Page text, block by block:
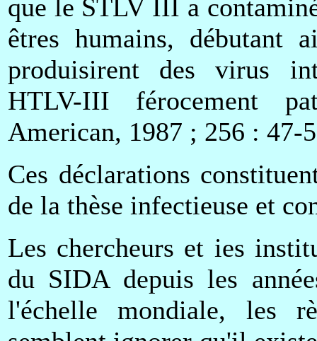
que le STLV III a
êtres humains, débutant
produisirent des virus
HTLV-III férocement
American, 1987 ; 256 : 47-
Ces déclarations
de la thèse infectieuse et
Les chercheurs et ies
du SIDA depuis les
l'échelle mondiale, les